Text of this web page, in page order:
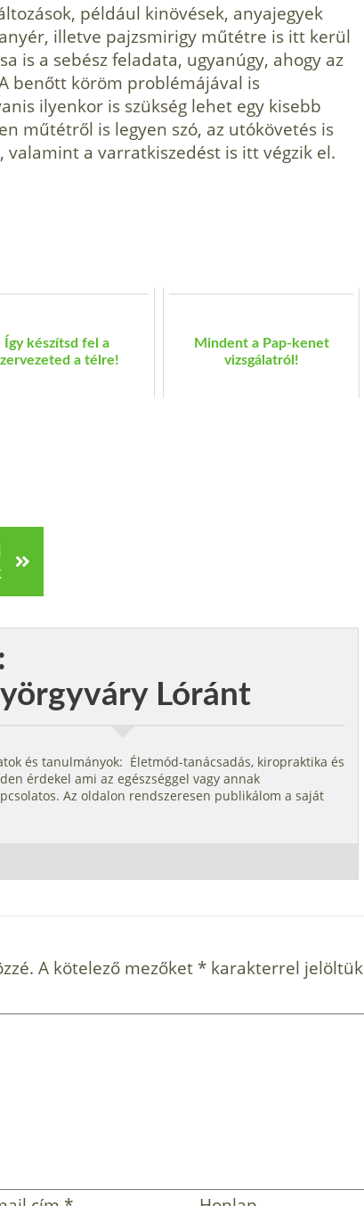
például kinövések, anyajegyek
illetve pajzsmirigy műtétre is itt kerül
is a sebész feladata, ugyanúgy, ahogy az
benőtt köröm problémájával is
ilyenkor is szükség lehet egy kisebb
műtétről is legyen szó, az utókövetés is
a varratkiszedést is itt végzik el.
Így készítsd fel a
a télre!
Mindent a Pap-kenet
vizsgálatról!
Lóránt
és tanulmányok: Életmód-tanácsadás, kiropraktika és
érdekel ami az egészséggel vagy annak
Az oldalon rendszeresen publikálom a saját
A kötelező mezőket * karakterrel jelöltük